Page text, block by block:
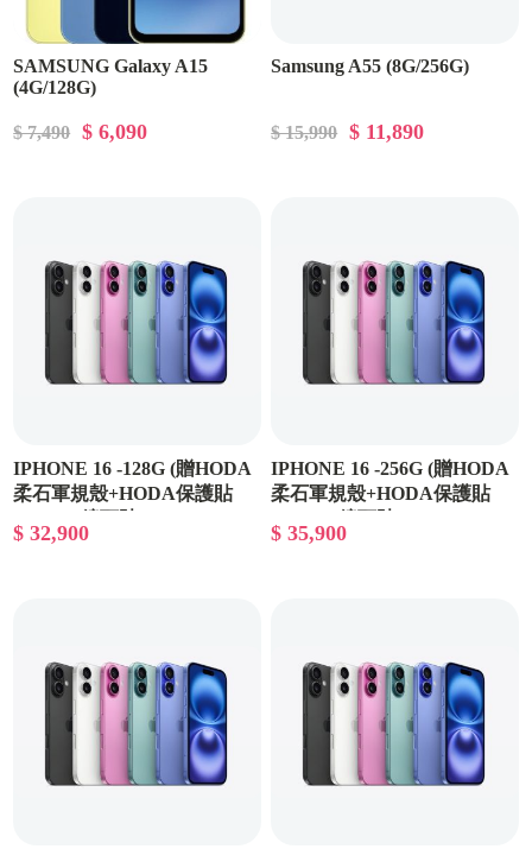
SAMSUNG Galaxy A15
(4G/128G)
$ 7,490 $ 6,090
Samsung A55 (8G/256G)
$ 15,990 $ 11,890
IPHONE 16 -128G (贈HODA
柔石軍規殼+HODA保護貼
$ 32,900
IPHONE 16 -256G (贈HODA
柔石軍規殼+HODA保護貼
$ 35,900